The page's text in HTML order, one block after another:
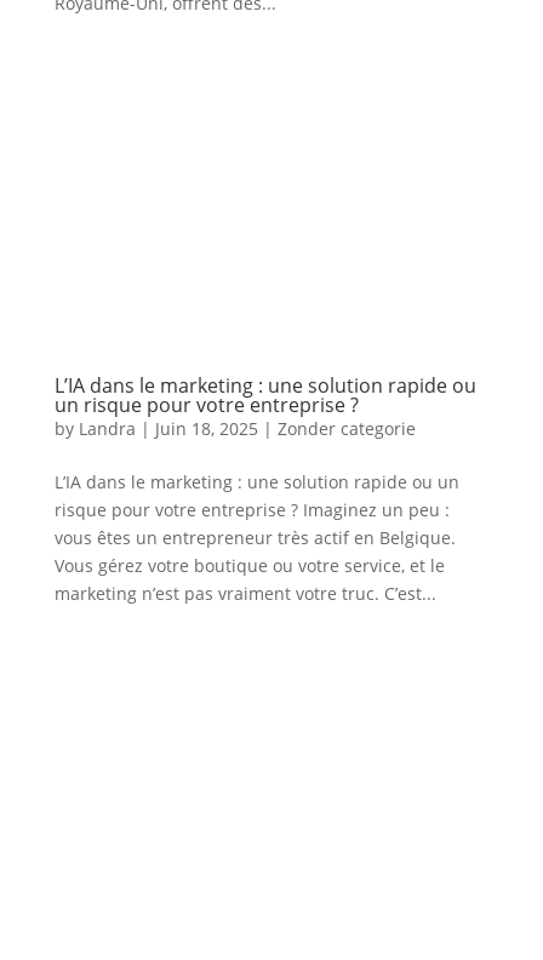
L’IA dans le marketing : une solution rapide ou
un risque pour votre entreprise ?
by Landra | Juin 18, 2025 | Zonder categorie
L’IA dans le marketing : une solution rapide ou un
risque pour votre entreprise ? Imaginez un peu :
vous êtes un entrepreneur très actif en Belgique.
Vous gérez votre boutique ou votre service, et le
marketing n’est pas vraiment votre truc. C’est...